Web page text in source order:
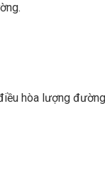
hòa lượng